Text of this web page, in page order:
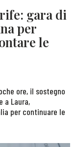
gara di
per
le
ore, il sostegno
a Laura,
per continuare le